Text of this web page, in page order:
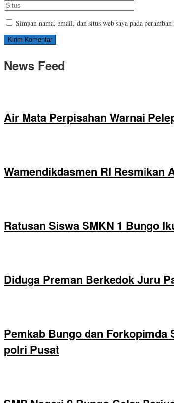
Simpan nama, email, dan situs web saya pada
News Feed
Air Mata Perpisahan Warnai
Wamendikdasmen RI Resmikan
Ratusan Siswa SMKN 1 Bungo
Diduga Preman Berkedok Juru
Pemkab Bungo dan Forkopimda
polri Pusat